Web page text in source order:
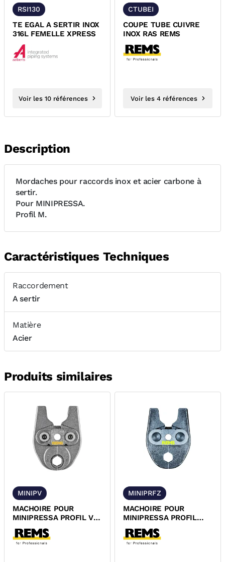
RSI130
TE EGAL A SERTIR INOX
316L FEMELLE XPRESS
Voir les 10 références
CTUBEI
COUPE TUBE CUIVRE
INOX RAS REMS
Voir les 4 références
Description
Mordaches pour raccords inox et acier carbone à
sertir.
Pour MINIPRESSA.
Profil M.
Caractéristiques Techniques
Raccordement
A sertir
Matière
Acier
Produits similaires
MINIPV
MACHOIRE POUR
MINIPRESSA PROFIL V
REMS
MINIPRFZ
MACHOIRE POUR
MINIPRESSA PROFIL
RFZ REMS